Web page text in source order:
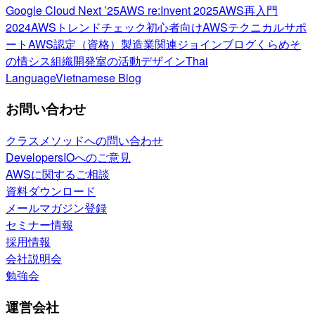
Google Cloud Next ’25AWS re:Invent 2025AWS再入門
2024AWSトレンドチェック初心者向けAWSテクニカルサポ
ートAWS認定（資格） 製造業関連ジョインブログくらめそ
の情シス組織開発室の活動デザインThai
LanguageVietnamese Blog
お問い合わせ
クラスメソッドへの問い合わせ
DevelopersIOへのご意見
AWSに関するご相談
資料ダウンロード
メールマガジン登録
セミナー情報
採用情報
会社説明会
勉強会
運営会社